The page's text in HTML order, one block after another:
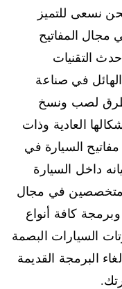
نسعى للتميز
مجال المفاتيح
التقنيات
في صناعة
لصب ونسخ
العادية وذات
السيارة في
داخل السيارة
متخصصين في مجال
كافة أنواع
السيارات البصمة
البرمجة القديمة